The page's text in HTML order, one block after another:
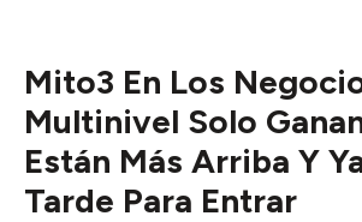
Mito3 En Los
Multinivel Solo
Están Más Arriba Y
Tarde Para Entrar